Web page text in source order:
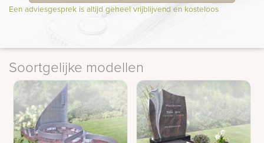
Een adviesgesprek is altijd geheel vrijblijvend en kosteloos
Soortgelijke modellen